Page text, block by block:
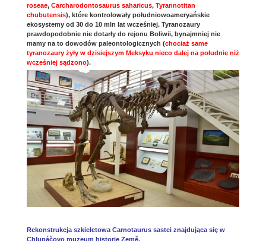
roseae, Carcharodontosaurus saharicus, Tyrannotitan
chubutensis), które kontrolowały południowoameryańskie
ekosystemy od 30 do 10 mln lat wcześniej. Tyranozaury
prawdopodobnie nie dotarły do rejonu Boliwii, bynajmniej nie
mamy na to dowodów paleontologicznych (chociaż same
tyranozaury żyły w dzisiejszym Meksyku nieco dalej na południe niż
wcześniej sądzono).
Rekonstrukcja szkieletowa Carnotaurus sastei znajdująca się w
Chlupáčovo muzeum historie Země.